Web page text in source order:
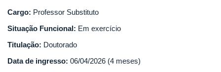
Cargo: Professor Substituto
Situação Funcional: Em exercício
Titulação: Doutorado
Data de ingresso: 06/04/2026 (4 meses)